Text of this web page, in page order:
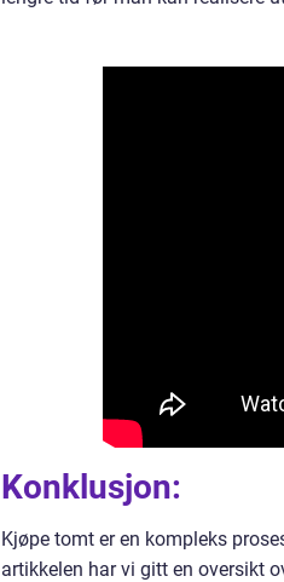
Konklusjon:
Kjøpe tomt er en kompleks
artikkelen har vi gitt en oversikt